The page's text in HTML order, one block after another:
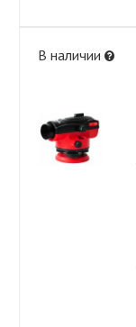
В наличии